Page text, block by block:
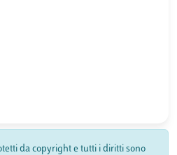
da copyright e tutti i diritti sono